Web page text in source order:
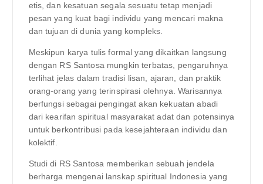
etis, dan kesatuan segala sesuatu tetap menjadi
pesan yang kuat bagi individu yang mencari makna
dan tujuan di dunia yang kompleks.
Meskipun karya tulis formal yang dikaitkan langsung
dengan RS Santosa mungkin terbatas, pengaruhnya
terlihat jelas dalam tradisi lisan, ajaran, dan praktik
orang-orang yang terinspirasi olehnya. Warisannya
berfungsi sebagai pengingat akan kekuatan abadi
dari kearifan spiritual masyarakat adat dan potensinya
untuk berkontribusi pada kesejahteraan individu dan
kolektif.
Studi di RS Santosa memberikan sebuah jendela
berharga mengenai lanskap spiritual Indonesia yang